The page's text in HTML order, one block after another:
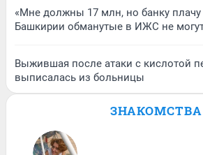
«Мне должны 17 млн, но банку плачу
Башкирии обманутые в ИЖС не
Выжившая после атаки с кислотой
выписалась из больницы
ЗНАКОМСТВА